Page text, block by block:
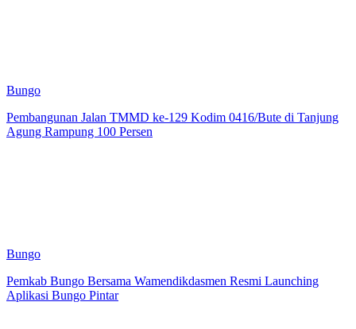
Bungo
Pembangunan Jalan TMMD ke-129 Kodim 0416/Bute di Tanjung
Agung Rampung 100 Persen
Bungo
Pemkab Bungo Bersama Wamendikdasmen Resmi Launching
Aplikasi Bungo Pintar